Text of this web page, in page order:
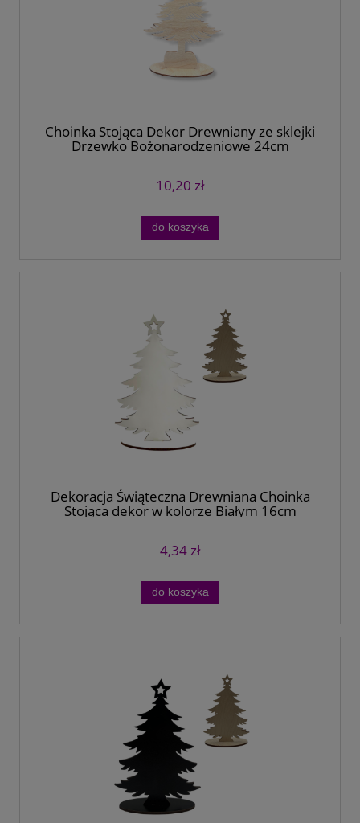
Choinka Stojąca Dekor Drewniany ze sklejki
Drzewko Bożonarodzeniowe 24cm
10,20 zł
do koszyka
Dekoracja Świąteczna Drewniana Choinka
Stojąca dekor w kolorze Białym 16cm
4,34 zł
do koszyka